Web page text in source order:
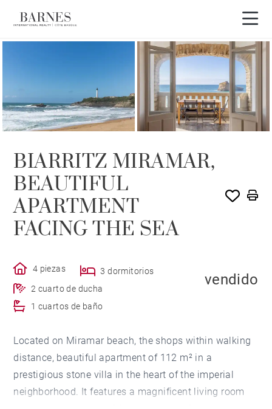
BIARRITZ MIRAMAR,
BEAUTIFUL
APARTMENT
FACING THE SEA
4 piezas
3 dormitorios
2 cuarto de ducha
1 cuartos de baño
vendido
Located on Miramar beach, the shops within walking
distance, beautiful apartment of 112 m² in a
prestigious stone villa in the heart of the imperial
neighborhood. It features a magnificent living room